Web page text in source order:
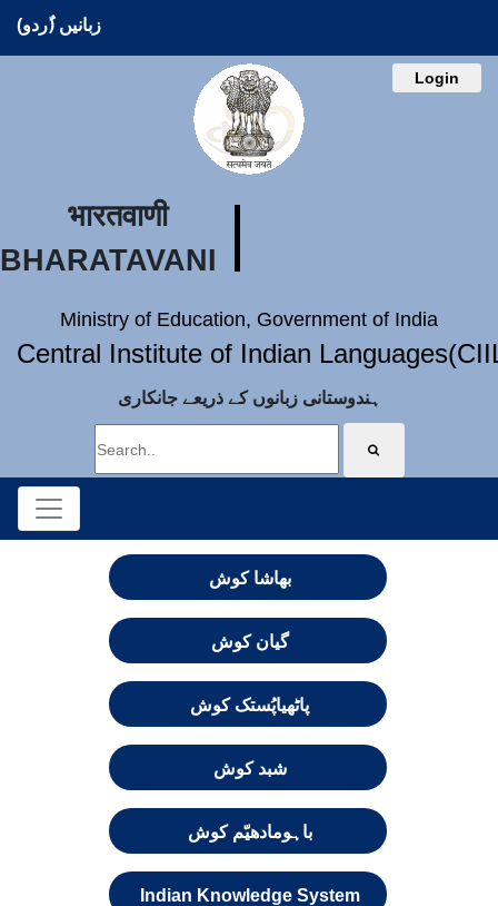
زبانیں (ُردو)
Login
भारतवाणी
BHARATAVANI
Ministry of Education, Government of India
Central Institute of Indian
ہندوستانی زبانوں کے ذریعے جانکاری
بھاشا کوش
گیان کوش
پاٹھیاپُستک کوش
شبد کوش
باہومادھیّم کوش
Indian Knowledge System